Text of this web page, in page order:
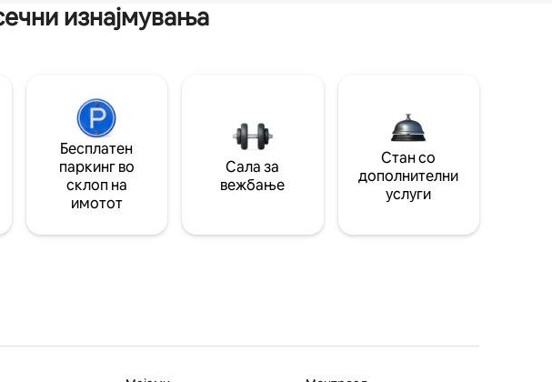
изнајмувања
Бесплатен
паркинг во
склоп на
имотот
Сала за
вежбање
Стан со
дополнителни
услуги